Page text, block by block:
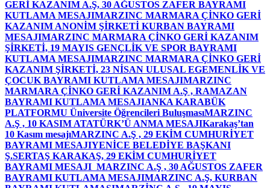
GERİ KAZANIM A.Ş, 30 AĞUSTOS ZAFER BAYRAMI
KUTLAMA MESAJIMARZINC MARMARA ÇİNKO GERİ
KAZANIM ANONİM ŞİRKETİ KURBAN BAYRAMI
MESAJIMARZINC MARMARA ÇİNKO GERİ KAZANIM
ŞİRKETİ, 19 MAYIS GENÇLİK VE SPOR BAYRAMI
KUTLAMA MESAJIMARZINC MARMARA ÇİNKO GERİ
KAZANIM ŞİRKETİ, 23 NİSAN ULUSAL EGEMENLİK VE
ÇOCUK BAYRAMI KUTLAMA MESAJIMARZINC
MARMARA ÇİNKO GERİ KAZANIM A.Ş , RAMAZAN
BAYRAMI KUTLAMA MESAJIANKA KARABÜK
PLATFORMU Üniversite Öğrencileri BuluşmasıMARZINC
A.Ş , 10 KASIM ATATÜRK’Ü ANMA MESAJIKarakaş’tan
10 Kasım mesajıMARZINC A.Ş , 29 EKİM CUMHURİYET
BAYRAMI MESAJIYENİCE BELEDİYE BAŞKANI
Ş.SERTAŞ KARAKAŞ, 29 EKİM CUMHURİYET
BAYRAMI MESAJI MARZINC A.Ş , 30 AĞUSTOS ZAFER
BAYRAMI KUTLAMA MESAJIMARZINC A.Ş, KURBAN